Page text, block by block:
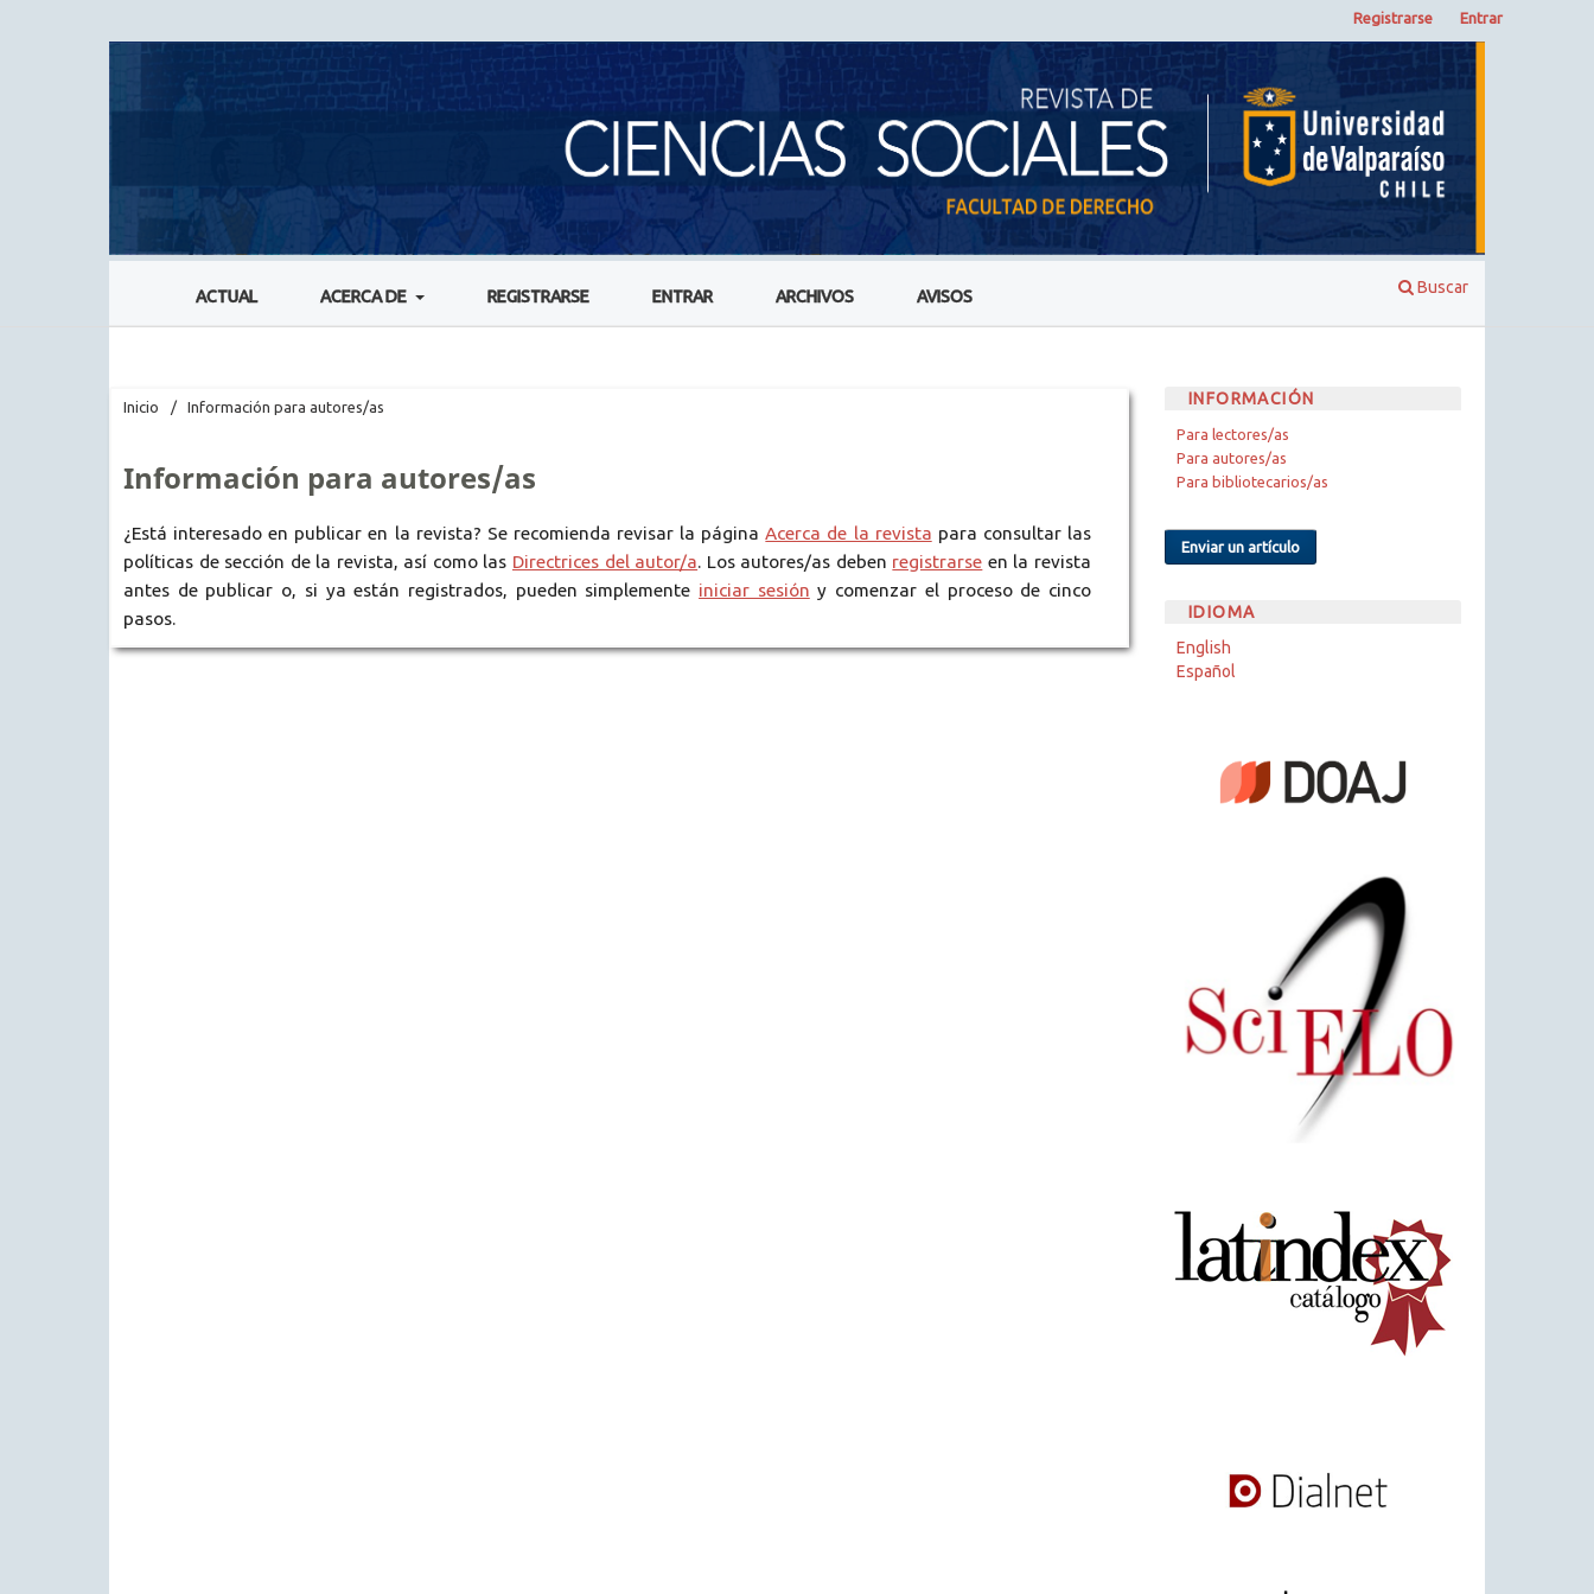
ACTUAL ACERCA DE REGISTRARSE ENTRAR ARCHIVOS AVISOS
Buscar
Registrarse Entrar
Inicio / Información para autores/as
Información para autores/as
¿Está interesado en publicar en la revista? Se recomienda revisar la páginaAcerca de la revista para consultar las
políticas de sección de la revista, así como las Directrices del autor/a. Los autores/as deben registrarse en la revista
antes de publicar o, si ya están registrados, pueden simplemente iniciar sesión y comenzar el proceso de cinco
pasos.
INFORMACIÓN
Para lectores/as
Para autores/as
Para bibliotecarios/as
Enviar un artículo
IDIOMA
English
Español